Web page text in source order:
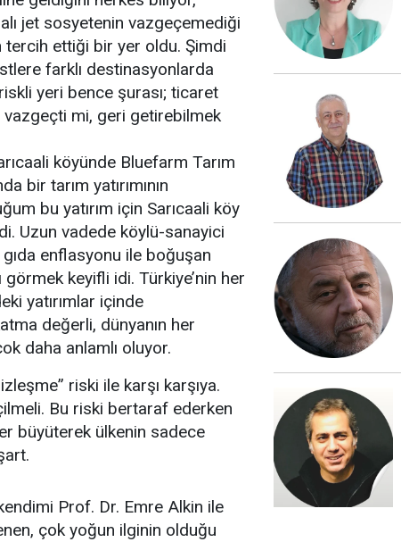
jet sosyetenin vazgeçemediği
tercih ettiği bir yer oldu. Şimdi
farklı destinasyonlarda
yeri bence şurası; ticaret
vazgeçti mi, geri getirebilmek
köyünde Bluefarm Tarım
bir tarım yatırımının
bu yatırım için Sarıcaali köy
Uzun vadede köylü-sanayici
enflasyonu ile boğuşan
görmek keyifli idi. Türkiye’nin her
yatırımlar içinde
değerli, dünyanın her
daha anlamlı oluyor.
riski ile karşı karşıya.
Bu riski bertaraf ederken
büyüterek ülkenin sadece
Prof. Dr. Emre Alkin ile
çok yoğun ilginin olduğu